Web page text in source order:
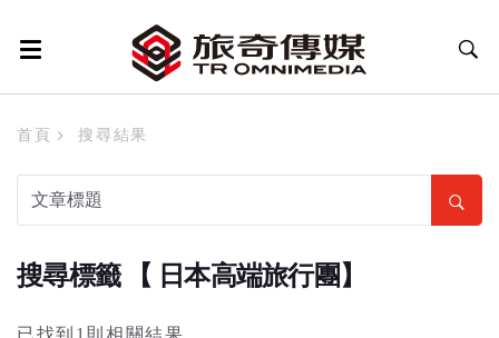
首頁 搜尋結果
搜尋標籤 【 日本高端旅行團】
已找到1則相關結果